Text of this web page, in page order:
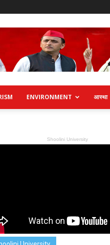
ENVIRONMENT आस्था
Shoolini University